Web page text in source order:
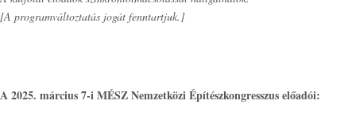
[A programváltoztatás jogát fenntartjuk.]
A 2025. március 7-i MÉSZ Nemzetközi Építészkongresszus előadói: